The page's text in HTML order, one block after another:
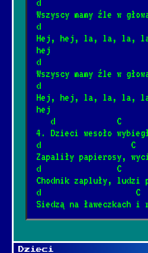
Somewhere over
4/12/2025 [Jacek
Śnił mi się
2/4/2025[Janusz
Płonie ognisko w
1/23/2025[Kapela
Ballada o Janku
Wszyscy mamy źle w
d
Hej, hej, la, la, la,
hej
d
Wszyscy mamy źle w
d
Hej, hej, la, la, la,
hej
   d             C
4. Dzieci wesoło
d                   C
Zapaliły papierosy,
d                C
Chodnik zapluły, ludzi
d                    C
Siedzą na ławeczkach
Dzieci